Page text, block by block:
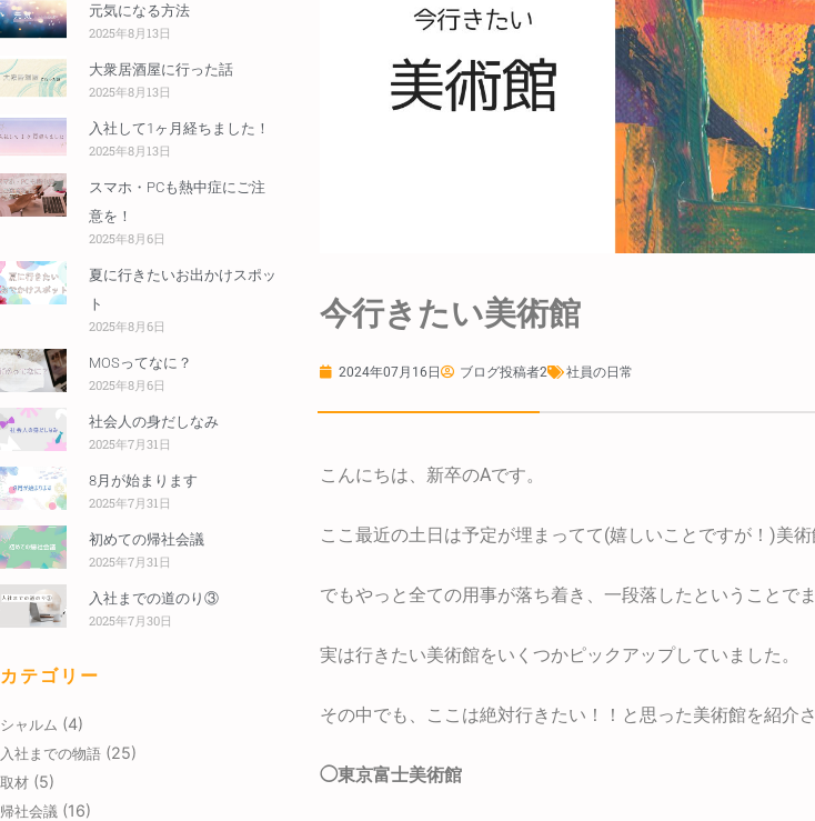
元気になる方法
2025年8月13日
大衆居酒屋に行った話
2025年8月13日
入社して1ヶ月経ちました！
2025年8月13日
スマホ・PCも熱中症にご注
意を！
2025年8月6日
夏に行きたいお出かけスポッ
ト
2025年8月6日
MOSってなに？
2025年8月6日
社会人の身だしなみ
2025年7月31日
8月が始まります
2025年7月31日
初めての帰社会議
2025年7月31日
入社までの道のり③
2025年7月30日
カテゴリー
シャルム (4)
入社までの物語 (25)
取材 (5)
帰社会議 (16)
今行きたい美術館
2024年07月16日 ブログ投稿者2 社員の日常
こんにちは、新卒のAです。
ここ最近の土日は予定が埋まってて(嬉しいことですが！)美術
でもやっと全ての用事が落ち着き、一段落したということで
実は行きたい美術館をいくつかピックアップしていました。
その中でも、ここは絶対行きたい！！と思った美術館を紹介さ
◯東京富士美術館